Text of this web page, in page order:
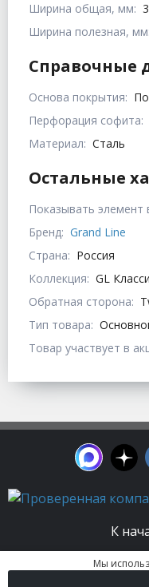
Ширина общая, мм:
Ширина полезная, мм:
Справочные
Основа покрытия:
Перфорация софита:
Материал: Сталь
Остальные
Показывать элемент
Бренд: Grand Line
Страна: Россия
Коллекция: GL
Обратная сторона:
Тип товара:
Товар участвует в
К
© 2003 - 2026. Апельсин
строительных компаний
Мы